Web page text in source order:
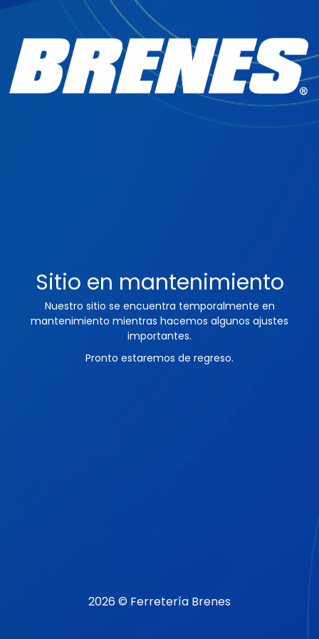
Sitio en mantenimiento
Nuestro sitio se encuentra temporalmente en
mantenimiento mientras hacemos algunos ajustes
importantes.
Pronto estaremos de regreso.
2026 © Ferretería Brenes